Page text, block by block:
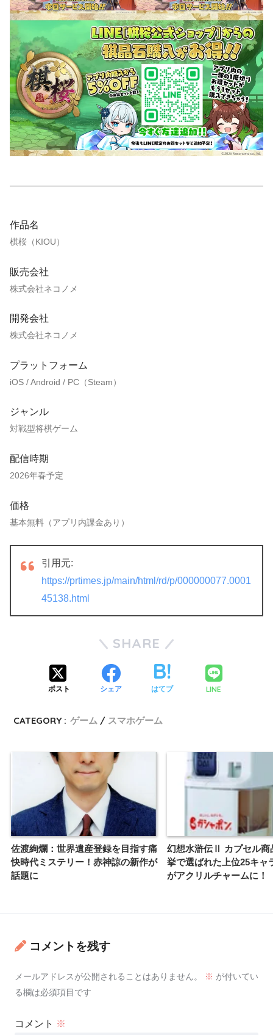
作品名
棋桜（KIOU）
販売会社
株式会社ネコノメ
開発会社
株式会社ネコノメ
プラットフォーム
iOS / Android / PC（Steam）
ジャンル
対戦型将棋ゲーム
配信時期
2026年春予定
価格
基本無料（アプリ内課金あり）
引用元:
https://prtimes.jp/main/html/rd/p/000000077.0001
45138.html
SHARE
ポスト シェア はてブ LINE
CATEGORY : ゲーム スマホゲーム
佐渡絢爛：世界遺産登録を目指す痛
快時代ミステリー！赤神諒の新作が
話題に
幻想水滸伝Ⅱ カプセル商
挙で選ばれた上位25キャ
がアクリルチャームに！
コメントを残す
メールアドレスが公開されることはありません。 ※ が付いてい
る欄は必須項目です
コメント ※